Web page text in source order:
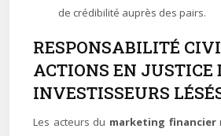
de crédibilité auprès des pairs.
RESPONSABILITÉ
ACTIONS EN JUSTICE
INVESTISSEURS
Les acteurs du marketing financier